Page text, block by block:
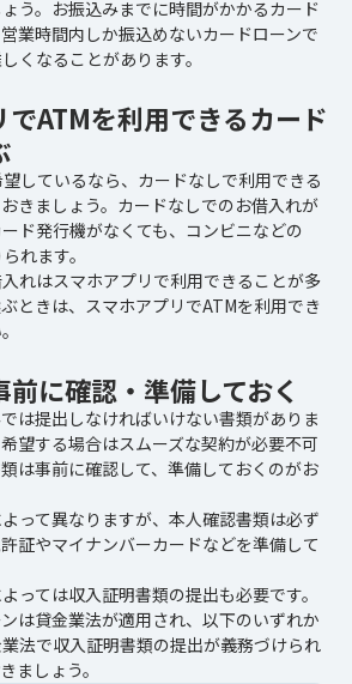
う。お振込みまでに時間がかかるカード
業時間内しか振込めないカードローンで
くなることがあります。
でATMを利用できるカード
しているなら、カードなしで利用できる
きましょう。カードなしでのお借入れが
ド発行機がなくても、コンビニなどの
れます。
れはスマホアプリで利用できることが多
ときは、スマホアプリでATMを利用でき
に確認・準備しておく
は提出しなければいけない書類がありま
望する場合はスムーズな契約が必要不可
は事前に確認して、準備しておくのがお
って異なりますが、本人確認書類は必ず
証やマイナンバーカードなどを準備して
っては収入証明書類の提出も必要です。
は貸金業法が適用され、以下のいずれか
法で収入証明書類の提出が義務づけられ
ましょう。